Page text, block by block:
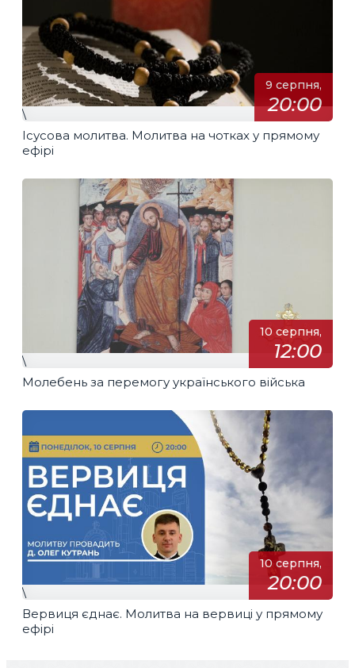
9 серпня,
20:00
\
Ісусова молитва. Молитва на чотках у прямому
ефірі
10 серпня,
12:00
\
Молебень за перемогу українського війська
10 серпня,
20:00
\
Вервиця єднає. Молитва на вервиці у прямому
ефірі